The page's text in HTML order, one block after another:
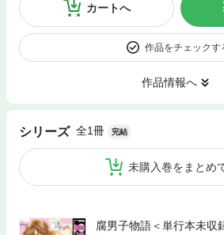
カートへ
作品をチェックす
作品情報へ
シリーズ 全1冊 完結
未購入巻をまとめ
腐男子物語＜単行本未収